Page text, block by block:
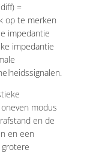
=
op te merken
impedantie
impedantie
modus
en de
en een